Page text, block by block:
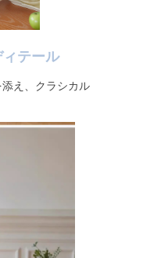
テール
え、クラシカル